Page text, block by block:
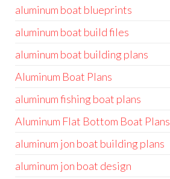
aluminum boat blueprints
aluminum boat build files
aluminum boat building plans
Aluminum Boat Plans
aluminum fishing boat plans
Aluminum Flat Bottom Boat Plans
aluminum jon boat building plans
aluminum jon boat design